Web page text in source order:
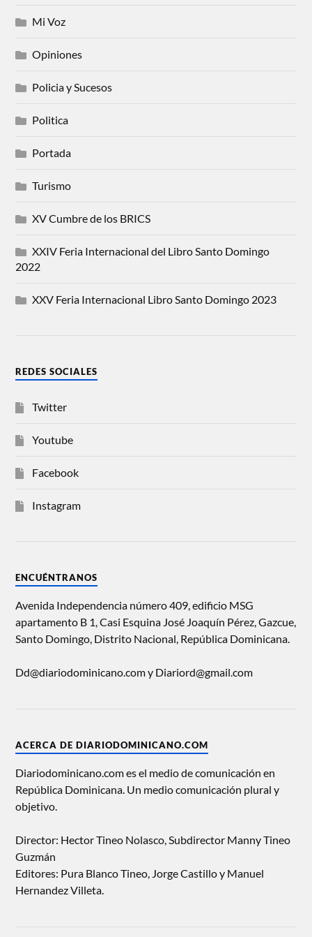
Mi Voz
Opiniones
Policia y Sucesos
Politica
Portada
Turismo
XV Cumbre de los BRICS
XXIV Feria Internacional del Libro Santo Domingo
2022
XXV Feria Internacional Libro Santo Domingo 2023
REDES SOCIALES
Twitter
Youtube
Facebook
Instagram
ENCUÉNTRANOS
Avenida Independencia número 409, edificio MSG
apartamento B 1, Casi Esquina José Joaquín Pérez, Gazcue,
Santo Domingo, Distrito Nacional, República Dominicana.
Dd@diariodominicano.com y Diariord@gmail.com
ACERCA DE DIARIODOMINICANO.COM
Diariodominicano.com es el medio de comunicación en
República Dominicana. Un medio comunicación plural y
objetivo.
Director: Hector Tineo Nolasco, Subdirector Manny Tineo
Guzmán
Editores: Pura Blanco Tineo, Jorge Castillo y Manuel
Hernandez Villeta.